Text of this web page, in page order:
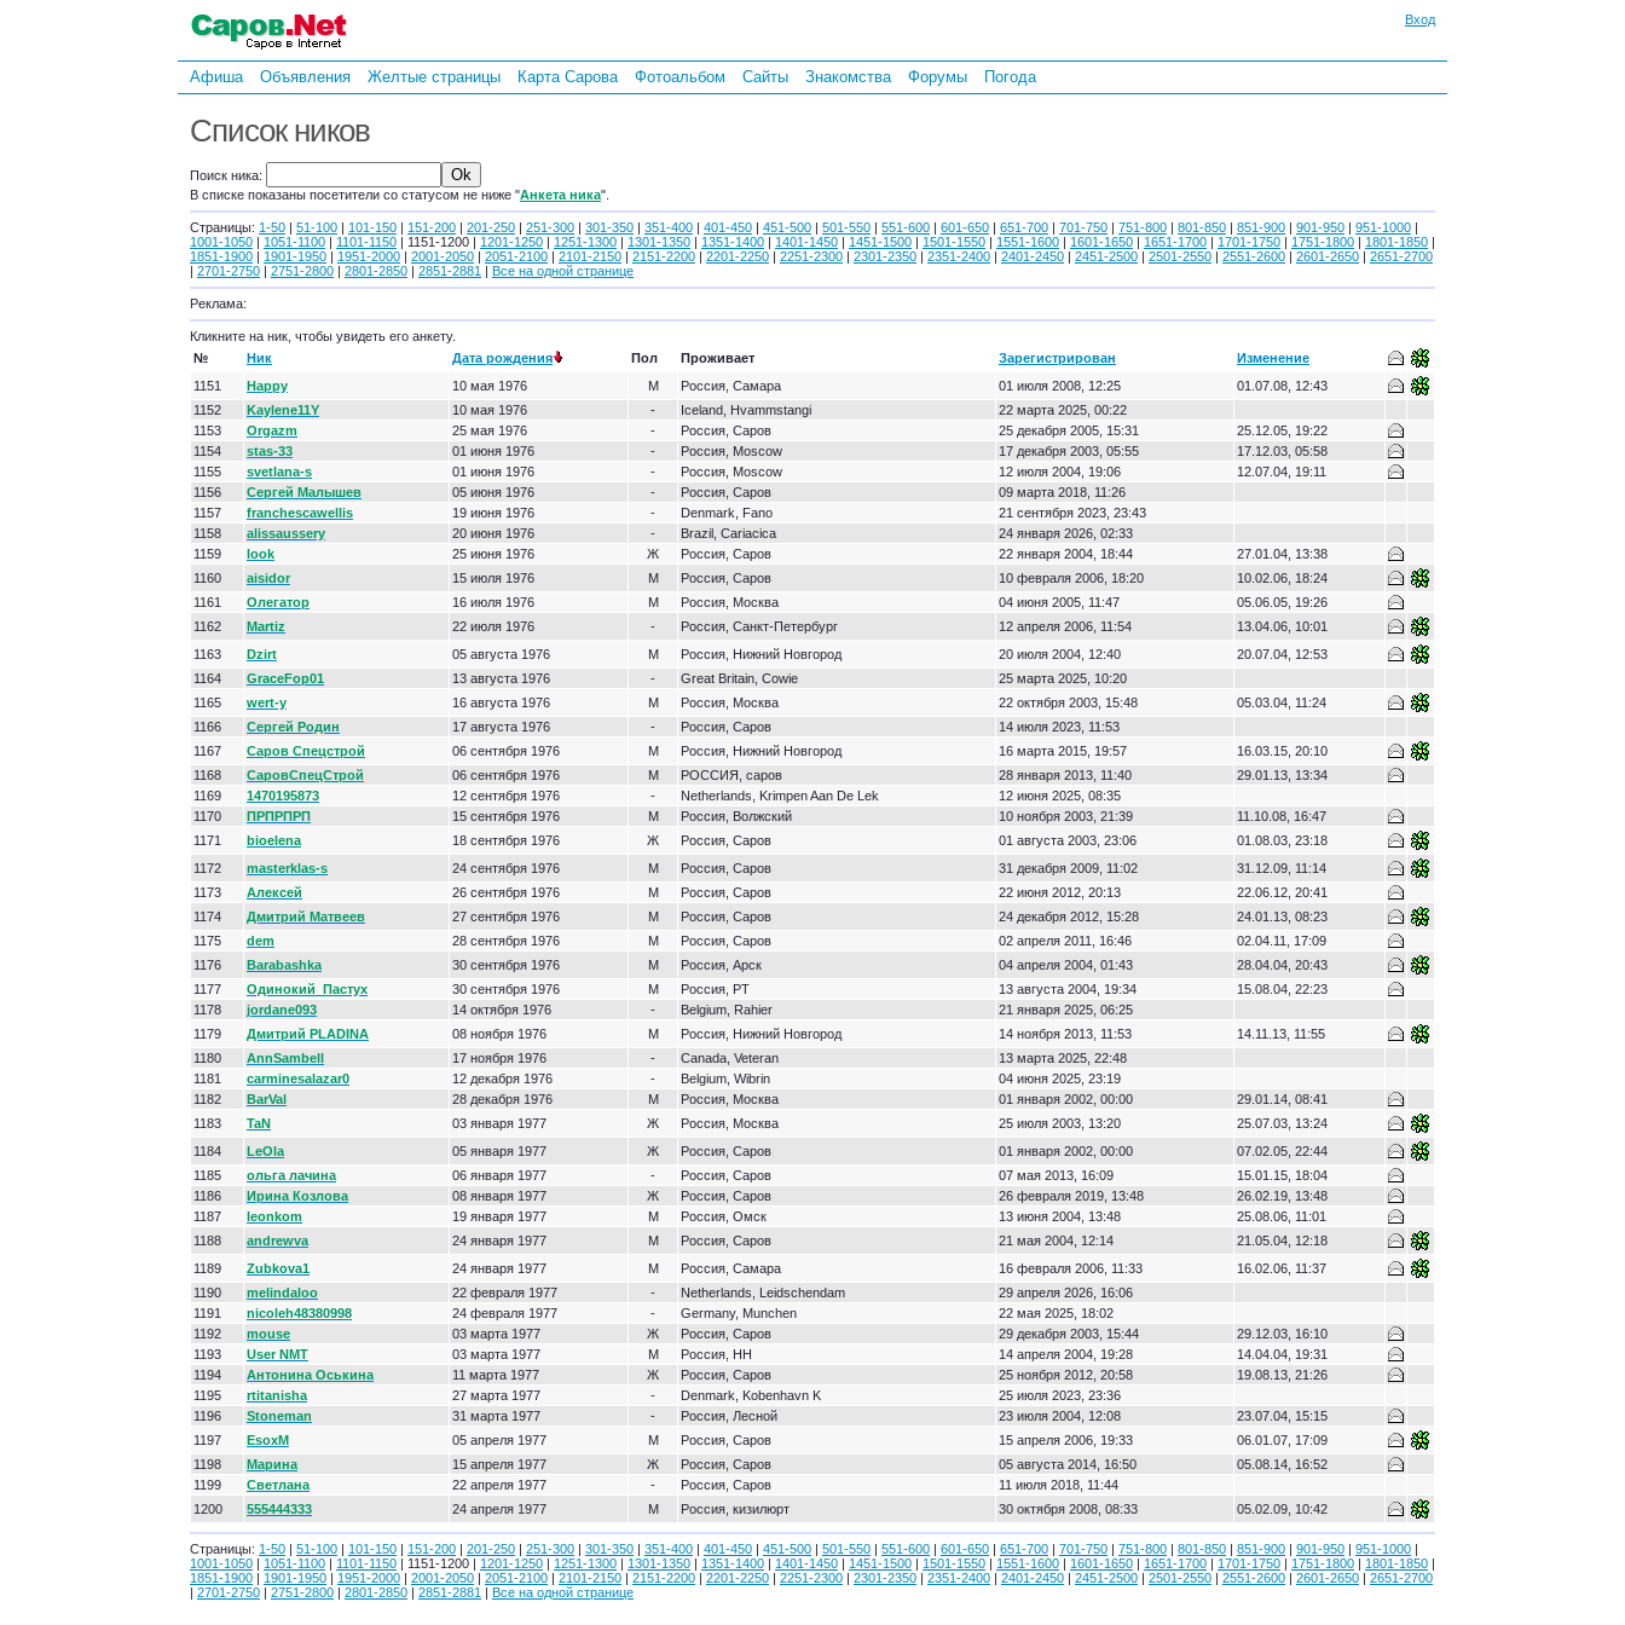
Вход
Афиша Объявления Желтые страницы Карта Сарова Фотоальбом Сайты Знакомства Форумы Погода
Список ников
Поиск ника:
В списке показаны посетители со статусом не ниже "Анкета ника".
Страницы: 1-50 | 51-100 | 101-150 | 151-200 | 201-250 | 251-300 | 301-350 | 351-400 | 401-450 | 451-500 | 501-550 | 551-600 | 601-650 | 651-700 | 701-750 | 751-800 | 801-850 | 851-900 | 901-950 | 951-1000 |
1001-1050 | 1051-1100 | 1101-1150 | 1151-1200 | 1201-1250 | 1251-1300 | 1301-1350 | 1351-1400 | 1401-1450 | 1451-1500 | 1501-1550 | 1551-1600 | 1601-1650 | 1651-1700 | 1701-1750 | 1751-1800 | 1801-1850 |
1851-1900 | 1901-1950 | 1951-2000 | 2001-2050 | 2051-2100 | 2101-2150 | 2151-2200 | 2201-2250 | 2251-2300 | 2301-2350 | 2351-2400 | 2401-2450 | 2451-2500 | 2501-2550 | 2551-2600 | 2601-2650 | 2651-2700
| 2701-2750 | 2751-2800 | 2801-2850 | 2851-2881 | Все на одной странице
Реклама:
Кликните на ник, чтобы увидеть его анкету.
№
Ник Дата рождения Пол Проживает Зарегистрирован
Изменение
1151
Happy 10 мая 1976 М Россия, Самара 01 июля 2008, 12:25
01.07.08, 12:43
1152
Kaylene11Y 10 мая 1976 - Iceland, Hvammstangi
22 марта 2025, 00:22
1153
Orgazm 25 мая 1976 - Россия, Саров 25 декабря 2005, 15:31
25.12.05, 19:22
1154
stas-33 01 июня 1976 - Россия, Moscow 17 декабря 2003, 05:55
17.12.03, 05:58
1155
svetlana-s 01 июня 1976 - Россия, Moscow 12 июля 2004, 19:06
12.07.04, 19:11
1156
Сергей Малышев 05 июня 1976 - Россия, Саров
09 марта 2018, 11:26
1157
franchescawellis 19 июня 1976 - Denmark, Fano
21 сентября 2023, 23:43
1158
alissaussery 20 июня 1976 - Brazil, Cariacica
24 января 2026, 02:33
1159
look 25 июня 1976 Ж Россия, Саров 22 января 2004, 18:44
27.01.04, 13:38
1160
aisidor 15 июля 1976 М Россия, Саров 10 февраля 2006, 18:20
10.02.06, 18:24
1161
Олегатор 16 июля 1976 М Россия, Москва 04 июня 2005, 11:47
05.06.05, 19:26
1162
Martiz 22 июля 1976 - Россия, Санкт-Петербург 12 апреля 2006, 11:54
13.04.06, 10:01
1163
Dzirt 05 августа 1976 М Россия, Нижний Новгород 20 июля 2004, 12:40
20.07.04, 12:53
1164
GraceFop01 13 августа 1976 - Great Britain, Cowie
25 марта 2025, 10:20
1165
wert-y 16 августа 1976 М Россия, Москва 22 октября 2003, 15:48
05.03.04, 11:24
1166
Сергей Родин 17 августа 1976 - Россия, Саров
14 июля 2023, 11:53
1167
Саров Спецстрой 06 сентября 1976 М Россия, Нижний Новгород 16 марта 2015, 19:57
16.03.15, 20:10
1168
СаровСпецСтрой 06 сентября 1976 М РОССИЯ, саров 28 января 2013, 11:40
29.01.13, 13:34
1169
1470195873 12 сентября 1976 - Netherlands, Krimpen Aan De Lek
12 июня 2025, 08:35
1170
ПРПРПРП 15 сентября 1976 М Россия, Волжский 10 ноября 2003, 21:39
11.10.08, 16:47
1171
bioelena 18 сентября 1976 Ж Россия, Саров 01 августа 2003, 23:06
01.08.03, 23:18
1172
masterklas-s 24 сентября 1976 М Россия, Саров 31 декабря 2009, 11:02
31.12.09, 11:14
1173
Алексей 26 сентября 1976 М Россия, Саров 22 июня 2012, 20:13
22.06.12, 20:41
1174
Дмитрий Матвеев 27 сентября 1976 М Россия, Саров 24 декабря 2012, 15:28
24.01.13, 08:23
1175
dem 28 сентября 1976 М Россия, Саров 02 апреля 2011, 16:46
02.04.11, 17:09
1176
Barabashka 30 сентября 1976 М Россия, Арск 04 апреля 2004, 01:43
28.04.04, 20:43
1177
Одинокий_Пастух 30 сентября 1976 М Россия, РТ 13 августа 2004, 19:34
15.08.04, 22:23
1178
jordane093 14 октября 1976 - Belgium, Rahier
21 января 2025, 06:25
1179
Дмитрий PLADINA 08 ноября 1976 М Россия, Нижний Новгород 14 ноября 2013, 11:53
14.11.13, 11:55
1180
AnnSambell 17 ноября 1976 - Canada, Veteran
13 марта 2025, 22:48
1181
carminesalazar0 12 декабря 1976 - Belgium, Wibrin
04 июня 2025, 23:19
1182
BarVal 28 декабря 1976 М Россия, Москва 01 января 2002, 00:00
29.01.14, 08:41
1183
TaN 03 января 1977 Ж Россия, Москва 25 июля 2003, 13:20
25.07.03, 13:24
1184
LeOla 05 января 1977 Ж Россия, Саров 01 января 2002, 00:00
07.02.05, 22:44
1185
ольга лачина 06 января 1977 - Россия, Саров 07 мая 2013, 16:09
15.01.15, 18:04
1186
Ирина Козлова 08 января 1977 Ж Россия, Саров 26 февраля 2019, 13:48
26.02.19, 13:48
1187
leonkom 19 января 1977 М Россия, Омск 13 июня 2004, 13:48
25.08.06, 11:01
1188
andrewva 24 января 1977 М Россия, Саров 21 мая 2004, 12:14
21.05.04, 12:18
1189
Zubkova1 24 января 1977 М Россия, Самара 16 февраля 2006, 11:33
16.02.06, 11:37
1190
melindaloo 22 февраля 1977 - Netherlands, Leidschendam
29 апреля 2026, 16:06
1191
nicoleh48380998 24 февраля 1977 - Germany, Munchen
22 мая 2025, 18:02
1192
mouse 03 марта 1977 Ж Россия, Саров 29 декабря 2003, 15:44
29.12.03, 16:10
1193
User NMT 03 марта 1977 М Россия, НН 14 апреля 2004, 19:28
14.04.04, 19:31
1194
Антонина Оськина 11 марта 1977 Ж Россия, Саров 25 ноября 2012, 20:58
19.08.13, 21:26
1195
rtitanisha 27 марта 1977 - Denmark, Kobenhavn K
25 июля 2023, 23:36
1196
Stoneman 31 марта 1977 - Россия, Лесной 23 июля 2004, 12:08
23.07.04, 15:15
1197
EsoxM 05 апреля 1977 М Россия, Саров 15 апреля 2006, 19:33
06.01.07, 17:09
1198
Марина 15 апреля 1977 Ж Россия, Саров 05 августа 2014, 16:50
05.08.14, 16:52
1199
Светлана 22 апреля 1977 - Россия, Саров
11 июля 2018, 11:44
1200
555444333 24 апреля 1977 М Россия, кизилюрт 30 октября 2008, 08:33 05.02.09, 10:42
Страницы: 1-50 | 51-100 | 101-150 | 151-200 | 201-250 | 251-300 | 301-350 | 351-400 | 401-450 | 451-500 | 501-550 | 551-600 | 601-650 | 651-700 | 701-750 | 751-800 | 801-850 | 851-900 | 901-950 | 951-1000 |
1001-1050 | 1051-1100 | 1101-1150 | 1151-1200 | 1201-1250 | 1251-1300 | 1301-1350 | 1351-1400 | 1401-1450 | 1451-1500 | 1501-1550 | 1551-1600 | 1601-1650 | 1651-1700 | 1701-1750 | 1751-1800 | 1801-1850 |
1851-1900 | 1901-1950 | 1951-2000 | 2001-2050 | 2051-2100 | 2101-2150 | 2151-2200 | 2201-2250 | 2251-2300 | 2301-2350 | 2351-2400 | 2401-2450 | 2451-2500 | 2501-2550 | 2551-2600 | 2601-2650 | 2651-2700
| 2701-2750 | 2751-2800 | 2801-2850 | 2851-2881 | Все на одной странице